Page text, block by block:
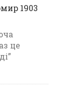
1903
це